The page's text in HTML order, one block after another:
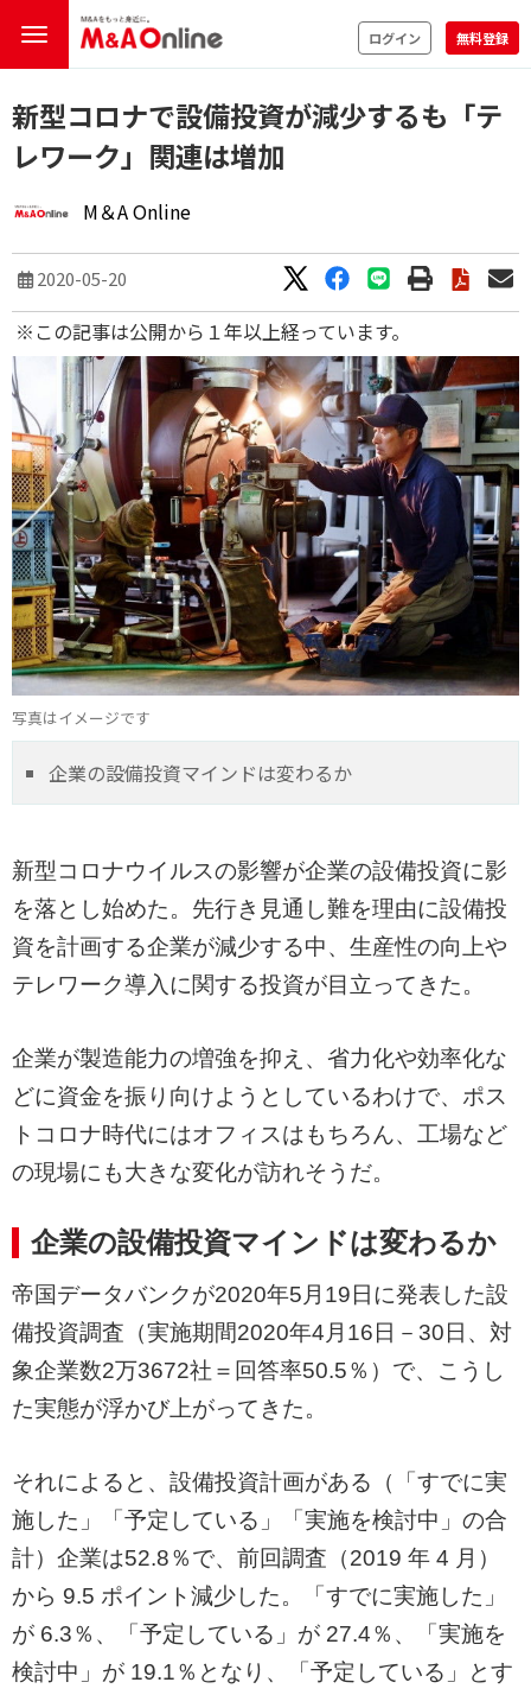
ログイン 無料登録
新型コロナで設備投資が減少するも「テ
レワーク」関連は増加
M＆A Online
2020-05-20
※この記事は公開から１年以上経っています。
写真はイメージです
企業の設備投資マインドは変わるか
新型コロナウイルスの影響が企業の設備投資に影
を落とし始めた。先行き見通し難を理由に設備投
資を計画する企業が減少する中、生産性の向上や
テレワーク導入に関する投資が目立ってきた。
企業が製造能力の増強を抑え、省力化や効率化な
どに資金を振り向けようとしているわけで、ポス
トコロナ時代にはオフィスはもちろん、工場など
の現場にも大きな変化が訪れそうだ。
企業の設備投資マインドは変わるか
帝国データバンクが2020年5月19日に発表した設
備投資調査（実施期間2020年4月16日－30日、対
象企業数2万3672社＝回答率50.5％）で、こうし
た実態が浮かび上がってきた。
それによると、設備投資計画がある（「すでに実
施した」「予定している」「実施を検討中」の合
計）企業は52.8％で、前回調査（2019 年 4 月）
から 9.5 ポイント減少した。「すでに実施した」
が 6.3％、「予定している」が 27.4％、「実施を
検討中」が 19.1％となり、「予定している」とす